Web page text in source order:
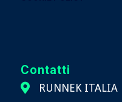
Contatti
RUNNEK ITALIA